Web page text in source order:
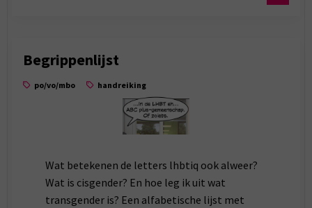
Begrippenlijst
po/vo/mbo handreiking
Wat betekenen de letters lhbtiq ook alweer?
Wat is cisgender? En hoe leg ik uit wat
transgender is? Een alfabetische lijst met